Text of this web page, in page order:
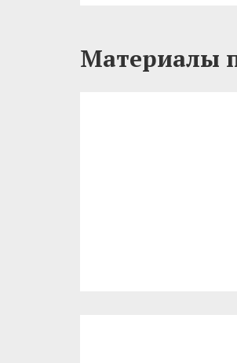
Материалы